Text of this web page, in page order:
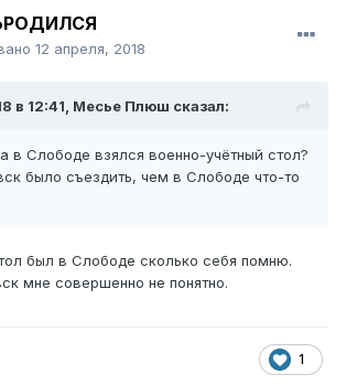
12 апреля, 2018
в 12:41, Месье Плюш сказал:
в Слободе взялся военно-учётный стол?
было съездить, чем в Слободе что-то
был в Слободе сколько себя помню.
мне совершенно не понятно.
1